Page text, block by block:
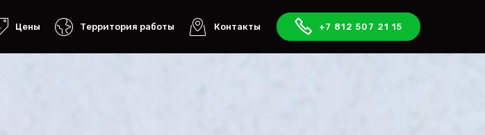
Цены Территория работы Контакты +7 812 507 21 15